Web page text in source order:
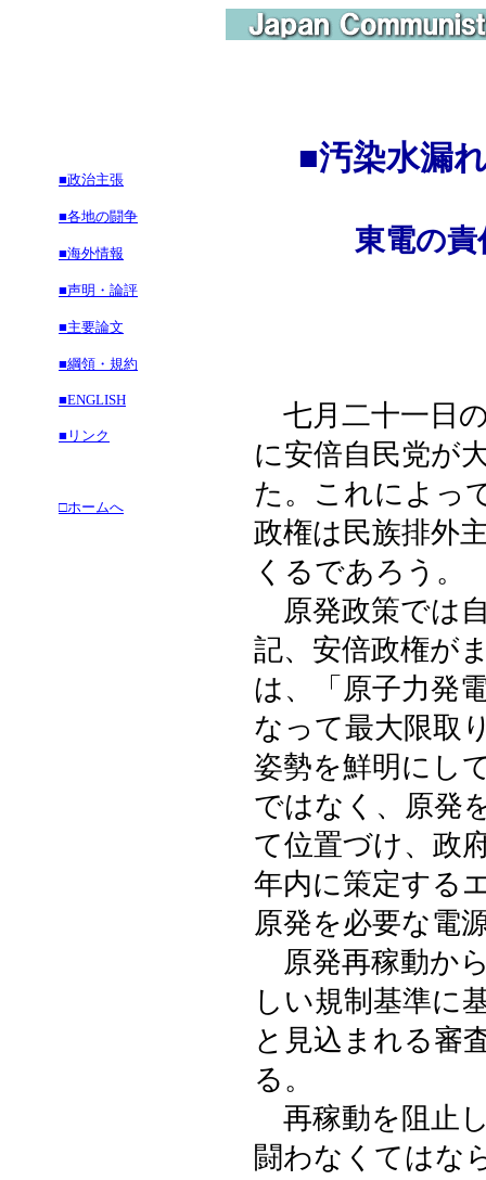
■政治主張
■各地の闘争
■海外情報
■声明・論評
■主要論文
■綱領・規約
■ENGLISH
■リンク
□ホームへ
■汚染水漏
東電の
七月二十一日
に安倍自民党が
た。これによっ
政権は民族排外
くるであろう。
原発政策では
記、安倍政権が
は、「原子力発
なって最大限取
姿勢を鮮明にし
ではなく、原発
て位置づけ、政
年内に策定する
原発を必要な電
原発再稼動か
しい規制基準に
と見込まれる審
る。
再稼動を阻止
闘わなくてはな